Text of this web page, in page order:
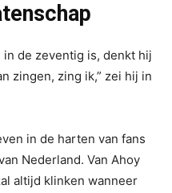
de zeventig is, denkt hij
zingen, zing ik,” zei hij in
in de harten van fans
Nederland. Van Ahoy
altijd klinken wanneer